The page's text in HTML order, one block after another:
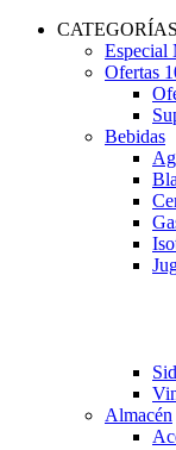
CATEGORÍAS
Especial
Ofertas
Bebidas
Almacén